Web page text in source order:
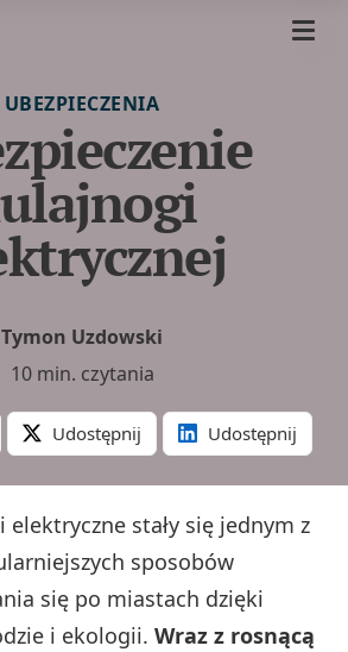
UBEZPIECZENIA
Tymon Uzdowski
10 min. czytania
Udostępnij Udostępnij
elektryczne stały się jednym z
sposobów
się po miastach dzięki
i ekologii.Wraz z rosnącą